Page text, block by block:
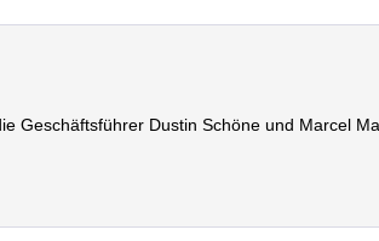
Geschäftsführer Dustin Schöne und Marcel